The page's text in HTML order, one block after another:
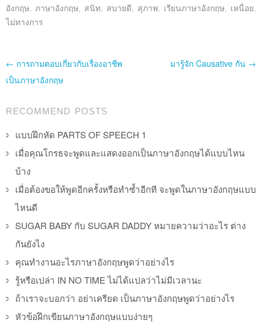
อังกฤษ, ภาษาอังกฤษ, สนิท, สบายดี, สุภาพ, เรียนภาษาอังกฤษ, เหนื่อย,
ไม่ทางการ
Post navigation
← การถามตอบเกี่ยวกับเรื่องอาชีพ
เป็นภาษาอังกฤษ
มารู้จัก Causative กัน →
RECOMMEND POSTS
แบบฝึกหัด PARTS OF SPEECH 1
เมื่อคุณโกรธจะพูดและแสดงออกเป็นภาษาอังกฤษได้แบบไหน
บ้าง
เมื่อต้องขอให้พูดอีกครั้งหรือทำซ้ำอีกที จะพูดในภาษาอังกฤษแบบ
ไหนดี
SUGAR BABY กับ SUGAR DADDY หมายความว่าอะไร ต่าง
กันยังไง
คุณทำงานอะไรภาษาอังกฤษพูดว่าอย่างไร
รู้หรือเปล่า IN NO TIME ไม่ได้แปลว่าไม่มีเวลานะ
ถ้าเราจะบอกว่า อย่าเครียด เป็นภาษาอังกฤษพูดว่าอย่างไร
หัวข้อฝึกเขียนภาษาอังกฤษแบบง่ายๆ